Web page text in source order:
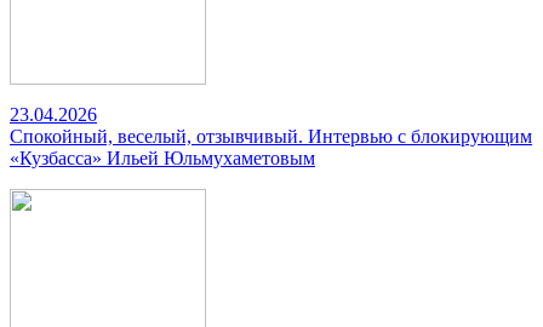
23.04.2026
Спокойный, веселый, отзывчивый. Интервью с блокирующим
«Кузбасса» Ильей Юльмухаметовым